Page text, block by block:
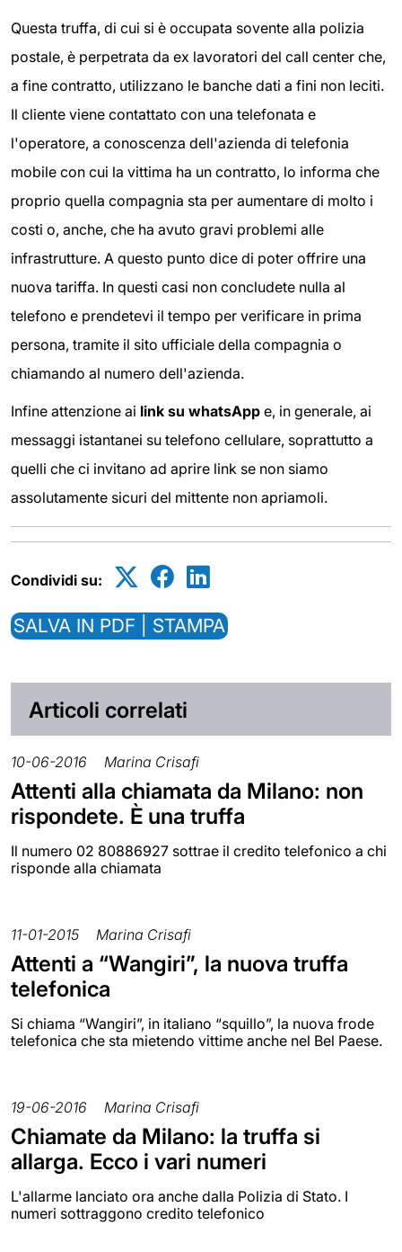
Questa truffa, di cui si è occupata sovente alla polizia
postale, è perpetrata da ex lavoratori del call center che,
a fine contratto, utilizzano le banche dati a fini non leciti.
Il cliente viene contattato con una telefonata e
l'operatore, a conoscenza dell'azienda di telefonia
mobile con cui la vittima ha un contratto, lo informa che
proprio quella compagnia sta per aumentare di molto i
costi o, anche, che ha avuto gravi problemi alle
infrastrutture. A questo punto dice di poter offrire una
nuova tariffa. In questi casi non concludete nulla al
telefono e prendetevi il tempo per verificare in prima
persona, tramite il sito ufficiale della compagnia o
chiamando al numero dell'azienda.
Infine attenzione ai link su whatsApp e, in generale, ai
messaggi istantanei su telefono cellulare, soprattutto a
quelli che ci invitano ad aprire link se non siamo
assolutamente sicuri del mittente non apriamoli.
Condividi su:
SALVA IN PDF | STAMPA
Articoli correlati
10-06-2016 Marina Crisafi
Attenti alla chiamata da Milano: non
rispondete. È una truffa
Il numero 02 80886927 sottrae il credito telefonico a chi
risponde alla chiamata
11-01-2015 Marina Crisafi
Attenti a “Wangiri”, la nuova truffa
telefonica
Si chiama “Wangiri”, in italiano “squillo”, la nuova frode
telefonica che sta mietendo vittime anche nel Bel Paese.
19-06-2016 Marina Crisafi
Chiamate da Milano: la truffa si
allarga. Ecco i vari numeri
L'allarme lanciato ora anche dalla Polizia di Stato. I
numeri sottraggono credito telefonico